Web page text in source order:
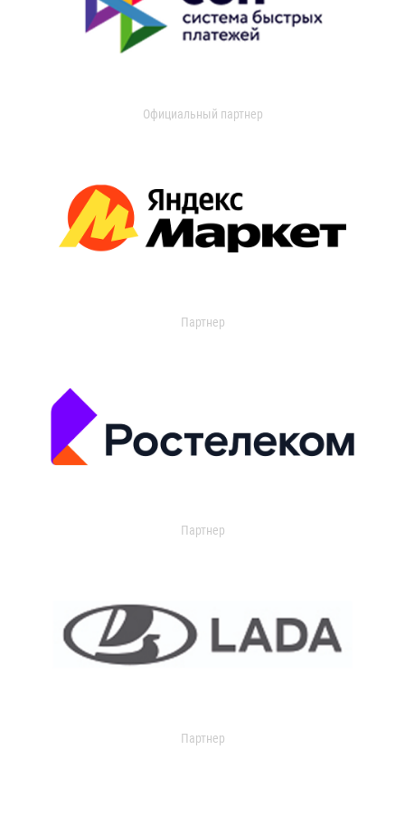
Официальный партнер
Партнер
Партнер
Партнер